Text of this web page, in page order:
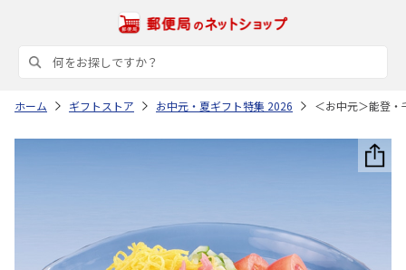
ホーム ギフトストア お中元・夏ギフト特集 2026 ＜お中元＞能登